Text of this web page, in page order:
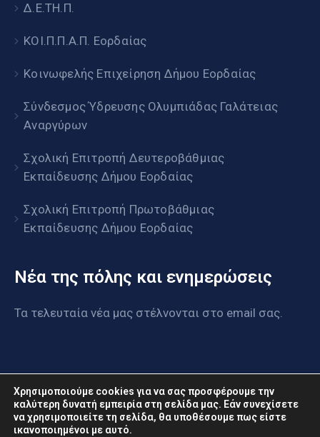
Δ.Ε.ΤΗ.Π.
ΚΟΙ.Π.Π.Α.Π. Εορδαίας
Κοινωφελής Επιχείρηση Δήμου Εορδαίας
Σύνδεσμος Ύδρευσης Ολυμπιάδας Γαλάτειας
Αναργύρων
Σχολική Επιτροπή Δευτεροβάθμιας
Εκπαίδευσης Δήμου Εορδαίας
Σχολική Επιτροπή Πρωτοβάθμιας
Εκπαίδευσης Δήμου Εορδαίας
Νέα της πόλης και ενημερώσεις
Τα τελευταία νέα μας στέλνονται στο email σας.
www.eordaia.gov.gr © 2022. Με επιφύλαξη παντός
Χρησιμοποιούμε cookies για να σας προσφέρουμε την
καλύτερη δυνατή εμπειρία στη σελίδα μας. Εάν συνεχίσετε
να χρησιμοποιείτε τη σελίδα, θα υποθέσουμε πως είστε
ικανοποιημένοι με αυτό.